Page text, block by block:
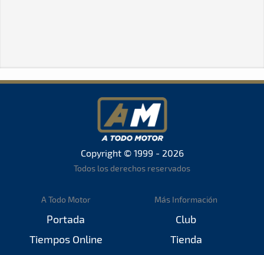
Copyright © 1999 - 2026
Todos los derechos reservados
A Todo Motor
Portada
Tiempos Online
Más Información
Club
Tienda